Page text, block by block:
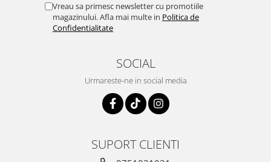
Vreau sa primesc newsletter cu promotiile
magazinului. Afla mai multe in Politica de
Confidentialitate
SOCIAL
Urmareste-ne in social media
SUPORT CLIENTI